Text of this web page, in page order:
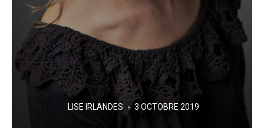
POSTED
LISE IRLANDES 3 OCTOBRE 2019